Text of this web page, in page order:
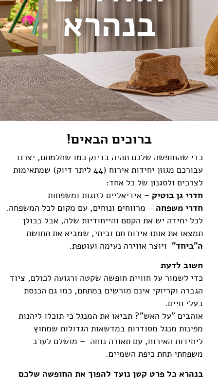
בנהרא
ברוכים הבאים!
כדי שהחופשה שלכם תהיה בדיוק כמו שחלמתם, יצרנו
עבורכם מגוון יחידות אירוח (44 ליתר דיוק) שמתאימות
לצרכים ולסגנון של כל אחד:
חדרי גן בוטיק – אידיאליים לזוגות ומשפחות
חדרי משפחה – מרווחים ונוחים, עם מקום לכל המשפחה.
לכל יחידה יש את הקסם והייחודיות שלה, אבל בכולן
תמצאו את אותו אירוח חם וביתי, שמביא את תחושת
ה"ביחד" ויוצר אווירה נעימה ועוטפת.
חשוב לדעת
כדי לשמור על חוויית חופשה שקטה ורגועה לכולם, ציוד
הגברה וקריוקי אינם מורשים במתחם, כמו גם הכנסת
בעלי חיים.
אוהבים "על האש"? תביאו את המנגל כי תוכלו ליהנות
מפינות מנגל מסודרות במדשאות הגדולות שמחוץ
ליחידות האירוח, עם תאורה נוחה – מושלם לערב
משפחתי תחת כיפת השמיים.
בנהרא כל פרט קטן נועד להפוך את החופשה שלכם